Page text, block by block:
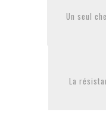
Un seul
La